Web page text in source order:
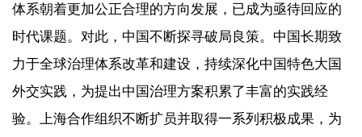
体系朝着更加公正合理的方向发展，已成为亟待回应的
时代课题。对此，中国不断探寻破局良策。中国长期致
力于全球治理体系改革和建设，持续深化中国特色大国
外交实践，为提出中国治理方案积累了丰富的实践经
验。上海合作组织不断扩员并取得一系列积极成果，为